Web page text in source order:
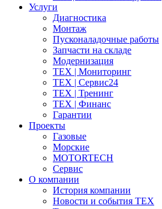
Услуги
Диагностика
Монтаж
Пусконаладочные работы
Запчасти на складе
Модернизация
ТЕХ | Мониторинг
ТЕХ | Сервис24
ТЕХ | Тренинг
ТЕХ | Финанс
Гарантии
Проекты
Газовые
Морские
MOTORTECH
Сервис
О компании
История компании
Новости и события ТЕХ